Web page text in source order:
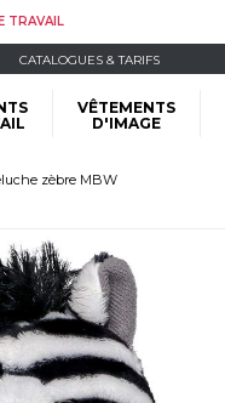
TRAVAIL
CATALOGUES & TARIFS
VÊTEMENTS
D'IMAGE
zèbre MBW